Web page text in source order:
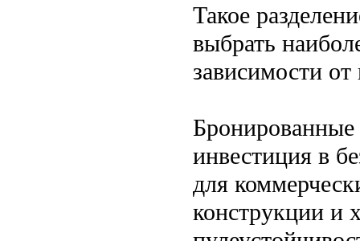
Такое
выбрать
зависимости
Бронированные
инвестиция в
для
конструкции и